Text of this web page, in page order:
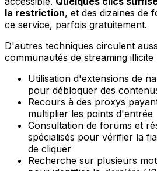
la restriction, et des dizaines de
ce service, parfois gratuitement.
D'autres techniques circulent
communautés de streaming illicite
Utilisation d'extensions de
pour débloquer des
Recours à des proxys
multiplier les points d'entrée
Consultation de forums et
spécialisés pour vérifier la
de cliquer
Recherche sur plusieurs